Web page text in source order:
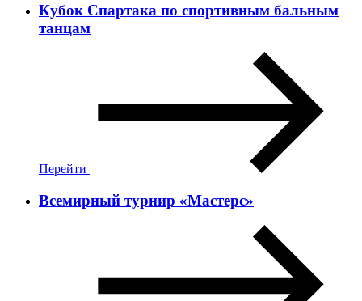
Кубок Спартака по спортивным бальным
танцам
Перейти
Всемирный турнир «Мастерс»